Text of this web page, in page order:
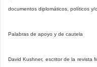
documentos diplomáticos, políticos y/
Palabras de apoyo y de cautela
David Kushner, escritor de la revista